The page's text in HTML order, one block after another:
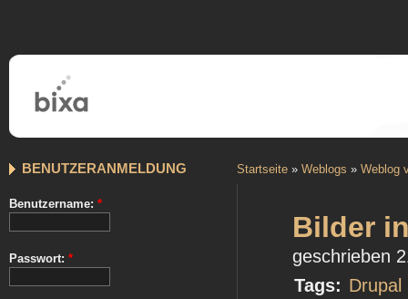
BENUTZERANMELDUNG
Benutzername: *
Passwort: *
Startseite » Weblogs » Weblog
Bilder
geschrieben
Tags: Drupal